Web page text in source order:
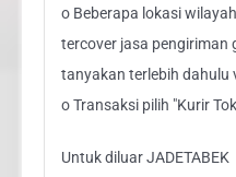
o Beberapa lokasi
tercover jasa pengiriman
tanyakan terlebih dahulu
o Transaksi pilih "Kurir
Untuk diluar JADETABEK